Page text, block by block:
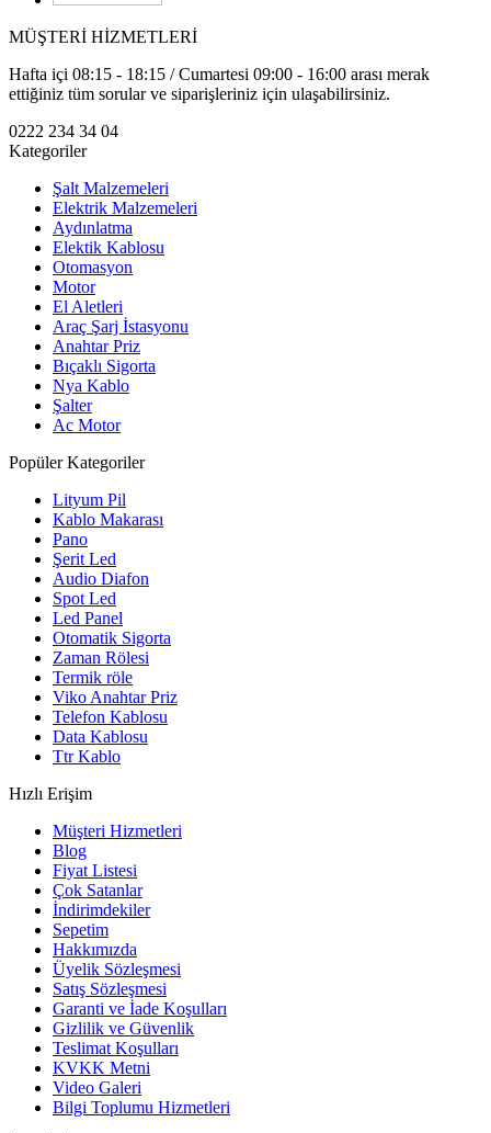
MÜŞTERİ HİZMETLERİ
Hafta içi 08:15 - 18:15 / Cumartesi 09:00 - 16:00 arası merak
ettiğiniz tüm sorular ve siparişleriniz için ulaşabilirsiniz.
0222 234 34 04
Kategoriler
Şalt Malzemeleri
Elektrik Malzemeleri
Aydınlatma
Elektik Kablosu
Otomasyon
Motor
El Aletleri
Araç Şarj İstasyonu
Anahtar Priz
Bıçaklı Sigorta
Nya Kablo
Şalter
Ac Motor
Popüler Kategoriler
Lityum Pil
Kablo Makarası
Pano
Şerit Led
Audio Diafon
Spot Led
Led Panel
Otomatik Sigorta
Zaman Rölesi
Termik röle
Viko Anahtar Priz
Telefon Kablosu
Data Kablosu
Ttr Kablo
Hızlı Erişim
Müşteri Hizmetleri
Blog
Fiyat Listesi
Çok Satanlar
İndirimdekiler
Sepetim
Hakkımızda
Üyelik Sözleşmesi
Satış Sözleşmesi
Garanti ve İade Koşulları
Gizlilik ve Güvenlik
Teslimat Koşulları
KVKK Metni
Video Galeri
Bilgi Toplumu Hizmetleri